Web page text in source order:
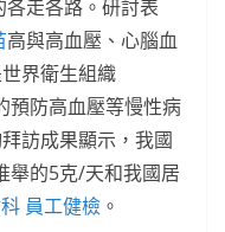
各走各路。研討表
高與高血壓、心腦血
界衛生組織
預防高血壓等慢性病
訪成果顯示，我國
舉的5克/天和我國居
員工健檢 。